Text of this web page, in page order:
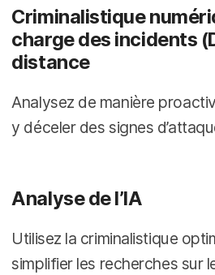
Criminalistique
charge des incidents
distance
Analysez de manière
y déceler des signes
Analyse de l’IA
Utilisez la criminalistique
simplifier les recherches sur